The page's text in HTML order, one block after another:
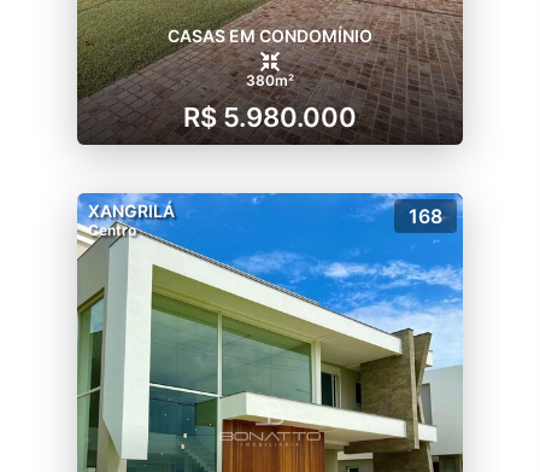
CASAS EM CONDOMÍNIO
380m²
R$ 5.980.000
XANGRILÁ
Centro
168